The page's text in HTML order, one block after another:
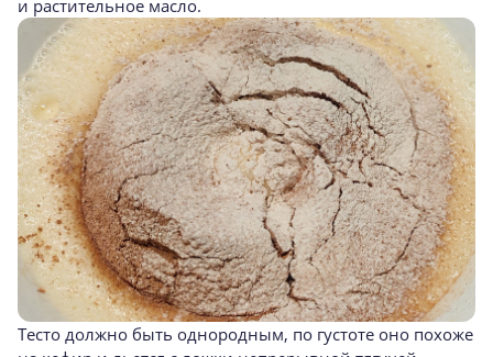
и растительное масло.
Тесто должно быть однородным, по густоте оно похоже